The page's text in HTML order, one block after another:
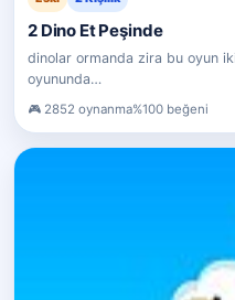
2 Dino Et Peşinde
dinolar ormanda zira bu oyun
oyununda…
2852 oynanma%100 beğeni